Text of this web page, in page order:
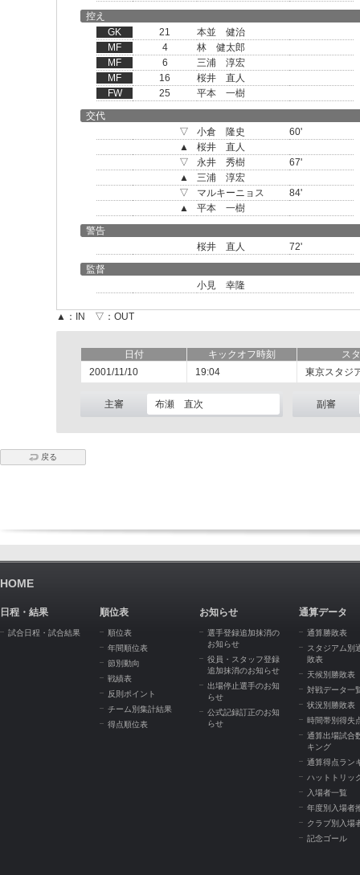
控え
GK
21
本並 健治
MF
4
林 健太郎
MF
6
三浦 淳宏
MF
16
桜井 直人
FW
25
平本 一樹
交代
▽
小倉 隆史
60'
▲
桜井 直人
▽
永井 秀樹
67'
▲
三浦 淳宏
▽
マルキーニョス
84'
▲
平本 一樹
警告
桜井 直人
72'
監督
小見 幸隆
▲：IN ▽：OUT
日付 キックオフ時刻
ス
2001/11/10
19:04 東京スタジ
主審 布瀬 直次 副審
戻る
HOME
日程・結果
試合日程・試合結果
順位表
順位表
年間順位表
節別動向
戦績表
反則ポイント
チーム別集計結果
得点順位表
お知らせ
選手登録追加抹消の
お知らせ
役員・スタッフ登録
追加抹消のお知らせ
出場停止選手のお知
らせ
公式記録訂正のお知
らせ
通算データ
通算勝敗表
スタジアム別
敗表
天候別勝敗表
対戦データ一
状況別勝敗表
時間帯別得失
通算出場試合
キング
通算得点ラン
ハットトリッ
入場者一覧
年度別入場者
クラブ別入場
記念ゴール